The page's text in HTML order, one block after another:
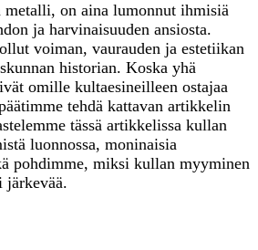
on aina lumonnut ihmisiä
ja harvinaisuuden ansiosta.
voiman, vaurauden ja estetiikan
historian. Koska yhä
omille kultaesineilleen ostajaa
tehdä kattavan artikkelin
tässä artikkelissa kullan
luonnossa, moninaisia
pohdimme, miksi kullan myyminen
järkevää.